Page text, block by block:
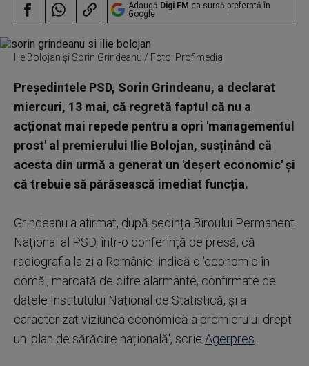
Adaugă Digi FM ca sursă preferată în
Google
Ilie Bolojan și Sorin Grindeanu / Foto: Profimedia
Președintele PSD, Sorin Grindeanu, a declarat
miercuri, 13 mai, că regretă faptul că nu a
acționat mai repede pentru a opri 'managementul
prost' al premierului Ilie Bolojan, susținând că
acesta din urmă a generat un 'deșert economic' și
că trebuie să părăsească imediat funcția.
Grindeanu a afirmat, după ședința Biroului Permanent
Național al PSD, într-o conferință de presă, că
radiografia la zi a României indică o 'economie în
comă', marcată de cifre alarmante, confirmate de
datele Institutului Național de Statistică, și a
caracterizat viziunea economică a premierului drept
un 'plan de sărăcire națională', scrie Agerpres